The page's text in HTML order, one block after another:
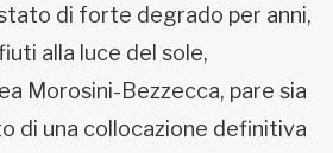
di forte degrado per anni,
alla luce del sole,
Morosini-Bezzecca, pare sia
di una collocazione definitiva